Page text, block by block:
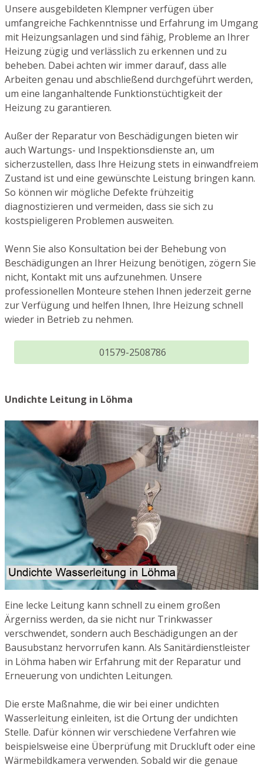
Unsere ausgebildeten Klempner verfügen über
umfangreiche Fachkenntnisse und Erfahrung im Umgang
mit Heizungsanlagen und sind fähig, Probleme an Ihrer
Heizung zügig und verlässlich zu erkennen und zu
beheben. Dabei achten wir immer darauf, dass alle
Arbeiten genau und abschließend durchgeführt werden,
um eine langanhaltende Funktionstüchtigkeit der
Heizung zu garantieren.
Außer der Reparatur von Beschädigungen bieten wir
auch Wartungs- und Inspektionsdienste an, um
sicherzustellen, dass Ihre Heizung stets in einwandfreiem
Zustand ist und eine gewünschte Leistung bringen kann.
So können wir mögliche Defekte frühzeitig
diagnostizieren und vermeiden, dass sie sich zu
kostspieligeren Problemen ausweiten.
Wenn Sie also Konsultation bei der Behebung von
Beschädigungen an Ihrer Heizung benötigen, zögern Sie
nicht, Kontakt mit uns aufzunehmen. Unsere
professionellen Monteure stehen Ihnen jederzeit gerne
zur Verfügung und helfen Ihnen, Ihre Heizung schnell
wieder in Betrieb zu nehmen.
01579-2508786
Undichte Leitung in Löhma
Eine lecke Leitung kann schnell zu einem großen
Ärgerniss werden, da sie nicht nur Trinkwasser
verschwendet, sondern auch Beschädigungen an der
Bausubstanz hervorrufen kann. Als Sanitärdienstleister
in Löhma haben wir Erfahrung mit der Reparatur und
Erneuerung von undichten Leitungen.
Die erste Maßnahme, die wir bei einer undichten
Wasserleitung einleiten, ist die Ortung der undichten
Stelle. Dafür können wir verschiedene Verfahren wie
beispielsweise eine Überprüfung mit Druckluft oder eine
Wärmebildkamera verwenden. Sobald wir die genaue